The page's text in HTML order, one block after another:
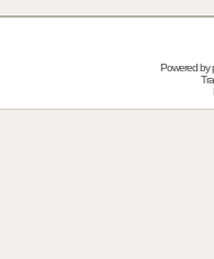
Powered by